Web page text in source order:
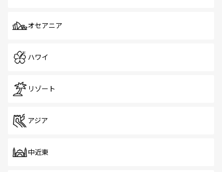
オセアニア
ハワイ
リゾート
アジア
中近東